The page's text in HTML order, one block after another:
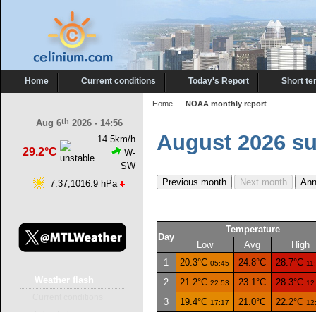
Home Current conditions Today's Report Short
Home NOAA monthly report
August 2026
Day
Temperature
Low
Avg
High
1
20.3°C05:45 24.8°C 28.7°C
2 21.2°C22:53 23.1°C 28.3°C
3 19.4°C 17:17 21.0°C 22.2°C
Aug 6th 2026 - 14:56
29.2°C
14.5km/h
W-
SW
7:37,1016.9 hPa
Weather flash